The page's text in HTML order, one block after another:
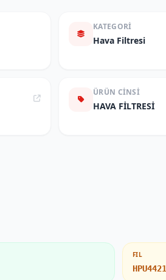
KATEGORI
Hava Filtresi
ÜRÜN CINSI
HAVA FİLTRESİ
FIL
HPU4421